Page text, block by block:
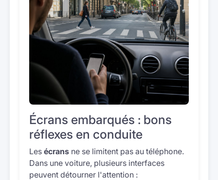
Écrans embarqués : bons
réflexes en conduite
Les écrans ne se limitent pas au téléphone.
Dans une voiture, plusieurs interfaces
peuvent détourner l'attention :